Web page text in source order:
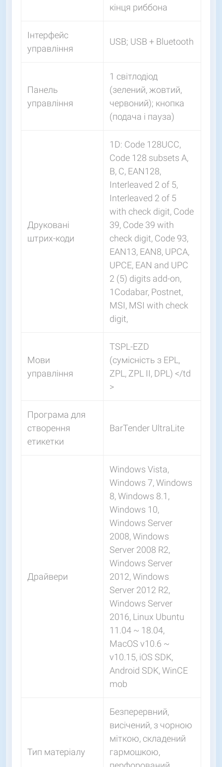
кінця риббона
Інтерфейс
управління
USB; USB + Bluetooth
Панель
управління
1 світлодіод
(зелений, жовтий,
червоний); кнопка
(подача і пауза)
Друковані
штрих-коди
1D: Code 128UCC,
Code 128 subsets A,
B, C, EAN128,
Interleaved 2 of 5,
Interleaved 2 of 5
with check digit, Code
39, Code 39 with
check digit, Code 93,
EAN13, EAN8, UPCA,
UPCE, EAN and UPC
2 (5) digits add-on,
1Codabar, Postnet,
MSI, MSI with check
digit,
Мови
управління
TSPL-EZD
(сумісність з EPL,
ZPL, ZPL II, DPL) </td
>
Програма для
створення
етикетки
BarTender UltraLite
Драйвери
Windows Vista,
Windows 7, Windows
8, Windows 8.1,
Windows 10,
Windows Server
2008, Windows
Server 2008 R2,
Windows Server
2012, Windows
Server 2012 R2,
Windows Server
2016, Linux Ubuntu
11.04 ~ 18.04,
MacOS v10.6 ~
v10.15, iOS SDK,
Android SDK, WinCE
mob
Тип матеріалу
Безперервний,
висічений, з чорною
міткою, складений
гармошкою,